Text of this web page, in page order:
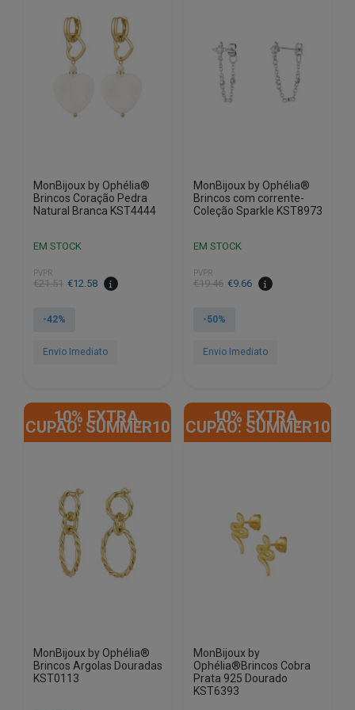
MonBijoux by Ophélia®
Brincos Coração Pedra
Natural Branca KST4444
EM STOCK
PVPR
€21.51
O
original
€21.51.
€12.58
O
atual
€12.58.
-42%
Envio Imediato
MonBijoux by Ophélia®
Brincos com corrente-
Coleção Sparkle KST8973
EM STOCK
PVPR
€19.46
O
original
€19.46.
€9.66
O
atual
€9.66.
-50%
Envio Imediato
10% EXTRA,
CUPÃO: SUMMER10
MonBijoux by Ophélia®
Brincos Argolas Douradas
KST0113
10% EXTRA,
CUPÃO: SUMMER10
MonBijoux by
Ophélia®Brincos Cobra
Prata 925 Dourado
KST6393